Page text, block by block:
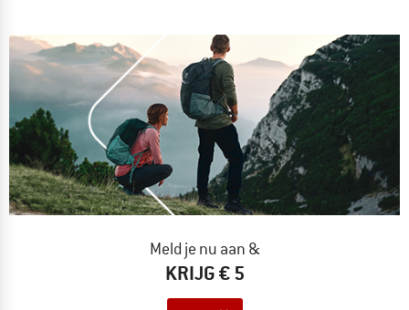
Meld je nu aan &
KRIJG € 5